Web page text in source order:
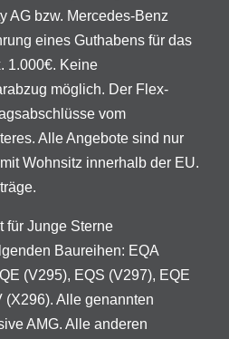
AG bzw. Mercedes-Benz
eines Guthabens für das
1.000€. Keine
möglich. Der Flex-
vom
Alle Angebote sind nur
Wohnsitz innerhalb der EU.
für Junge Sterne
Baureihen: EQA
(V295), EQS (V297), EQE
(X296). Alle genannten
AMG. Alle anderen